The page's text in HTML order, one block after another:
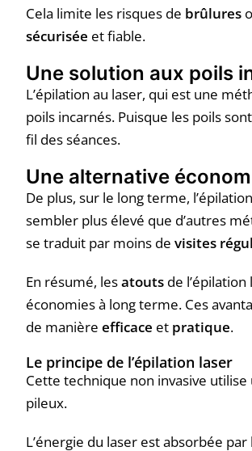
Cela limite les risques de brûlures
sécurisée et fiable.
Une solution aux poils
L’épilation au laser, qui est une
poils incarnés. Puisque les poils
fil des séances.
Une alternative
De plus, sur le long terme,
sembler plus élevé que d’autres
se traduit par moins de visites
En résumé, lesatouts de
économies à long terme. Ces
de manière efficace et pratique.
Le principe de l’épilation laser
Cette technique non invasive
pileux.
L’énergie du laser est absorbée